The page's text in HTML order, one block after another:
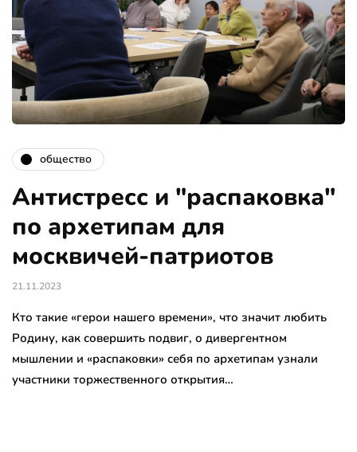
общество
Антистресс и "распаковка"
по архетипам для
москвичей-патриотов
21.11.2023
Кто такие «герои нашего времени», что значит любить
Родину, как совершить подвиг, о дивергентном
мышлении и «распаковки» себя по архетипам узнали
участники торжественного открытия…